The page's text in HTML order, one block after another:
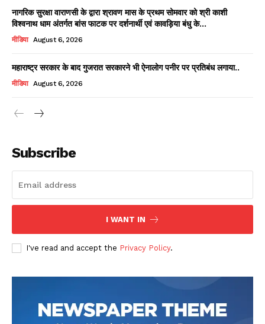
नागरिक सुरक्षा वाराणसी के द्वारा श्रावण मास के प्रथम सोमवार को श्री काशी
विश्वनाथ धाम अंतर्गत बांस फाटक पर दर्शनार्थी एवं कावड़िया बंधु के...
मीडिया August 6, 2026
महाराष्ट्र सरकार के बाद गुजरात सरकारने भी ऐनालोग पनीर पर प्रतिबंध लगाया..
मीडिया August 6, 2026
Subscribe
I WANT IN
I've read and accept the Privacy Policy.